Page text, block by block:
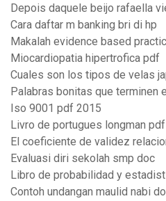
Depois daquele beijo rafaella
Cara daftar m banking bri di hp
Makalah evidence based
Miocardiopatia hipertrofica pdf
Cuales son los tipos de velas
Palabras bonitas que terminen
Iso 9001 pdf 2015
Livro de portugues longman pdf
El coeficiente de validez
Evaluasi diri sekolah smp doc
Libro de probabilidad y
Contoh undangan maulid nabi